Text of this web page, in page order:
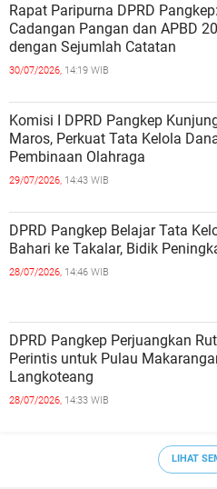
Rapat Paripurna DPRD
Cadangan Pangan dan APBD
dengan Sejumlah Catatan
30/07/2026, 14:19 WIB
Komisi I DPRD Pangkep
Maros, Perkuat Tata Kelola
Pembinaan Olahraga
29/07/2026, 14:43 WIB
DPRD Pangkep Belajar Tata
Bahari ke Takalar, Bidik
28/07/2026, 14:46 WIB
DPRD Pangkep Perjuangkan
Perintis untuk Pulau
Langkoteang
28/07/2026, 14:33 WIB
LIHAT